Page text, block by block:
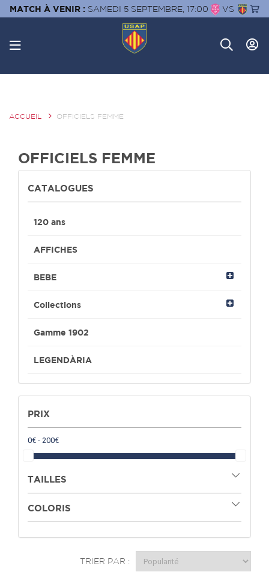
MATCH À VENIR : SAMEDI 5 SEPTEMBRE, 17:00 VS
ACCUEIL OFFICIELS FEMME
OFFICIELS FEMME
CATALOGUES
120 ans
AFFICHES
BEBE
Collections
Gamme 1902
LEGENDÀRIA
PRIX
TAILLES
COLORIS
TRIER PAR :